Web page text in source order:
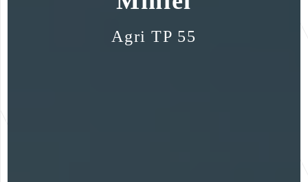
Agri TP 55